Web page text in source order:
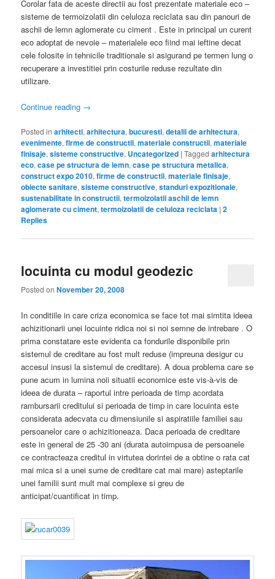
Corolar fata de aceste directii au fost prezentate materiale eco –
sisteme de termoizolatii din celuloza reciclata sau din panouri de
aschii de lemn aglomerate cu ciment . Este in principal un curent
eco adoptat de nevoie – materialele eco fiind mai ieftine decat
cele folosite in tehnicile traditionale si asigurand pe termen lung o
recuperare a investitiei prin costurile reduse rezultate din
utilizare.
Continue reading →
Posted in arhitecti,arhitectura,bucuresti,detalii de arhitectura,
evenimente,firme de constructii,materiale constructii,materiale
finisaje,sisteme constructive, Uncategorized |Tagged arhitectura
eco,case pe structura de lemn,case pe structura metalica,
construct expo 2010,firme de constructii,materiale finisaje,
obiecte sanitare,sisteme constructive,standuri expozitionale,
sustenabilitate in constructii,termoizolatii aschii de lemn
aglomerate cu ciment,termoizolatii de celuloza reciclata |2
Replies
locuinta cu modul geodezic
Posted onNovember 20, 2008
In conditiile in care criza economica se face tot mai simtita ideea
achizitionarii unei locuinte ridica noi si noi semne de intrebare . O
prima constatare este evidenta ca fondurile disponibile prin
sistemul de creditare au fost mult reduse (impreuna desigur cu
accesul insusi la sistemul de creditare). A doua problema care se
pune acum in lumina noii situatii economice este vis-à-vis de
ideea de durata – raportul intre perioada de timp acordata
rambursarii creditului si perioada de timp in care locuinta este
considerata adecvata cu dimensiunile si aspiratiile familiei sau
persoanelor care o achizitioneaza. Daca perioada de creditare
este in general de 25 -30 ani (durata autoimpusa de persoanele
ce contracteaza creditul in virtutea dorintei de a obtine o rata cat
mai mica si a unei sume de creditare cat mai mare) asteptarile
unei familii sunt mult mai complexe si greu de
anticipat/cuantificat in timp.